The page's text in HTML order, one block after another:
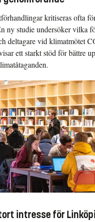
kritiseras ofta
ny studie undersöker vilka
deltagare vid klimatmötet
ett starkt stöd för bättre
intresse för